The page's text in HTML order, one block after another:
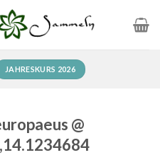
JAHRESKURS 2026
@